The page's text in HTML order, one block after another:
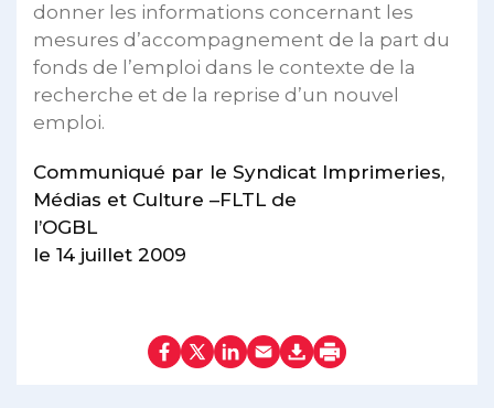
donner les informations concernant les
mesures d’accompagnement de la part du
fonds de l’emploi dans le contexte de la
recherche et de la reprise d’un nouvel
emploi.
Communiqué par le Syndicat Imprimeries,
Médias et Culture –FLTL de
l’OGBL
le 14 juillet 2009